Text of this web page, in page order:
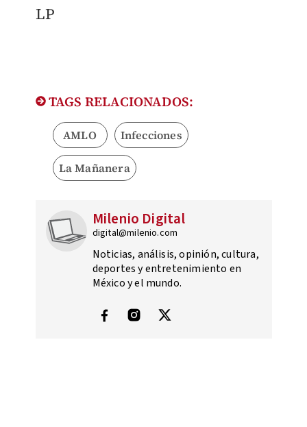
LP
TAGS RELACIONADOS:
AMLO Infecciones
La Mañanera
Milenio Digital
digital@milenio.com
Noticias, análisis, opinión, cultura,
deportes y entretenimiento en
México y el mundo.